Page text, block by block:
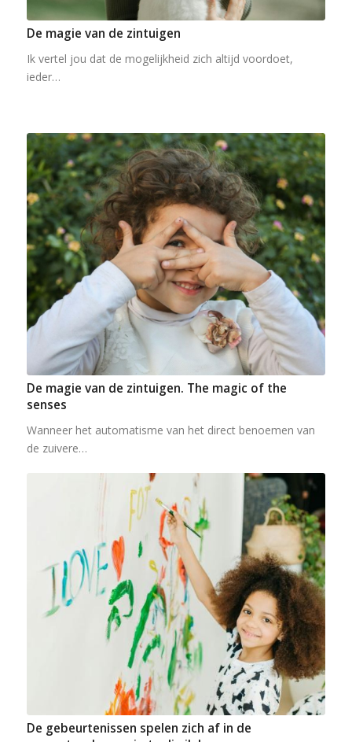
De magie van de zintuigen
Ik vertel jou dat de mogelijkheid zich altijd voordoet,
ieder…
De magie van de zintuigen. The magic of the
senses
Wanneer het automatisme van het direct benoemen van
de zuivere…
De gebeurtenissen spelen zich af in de